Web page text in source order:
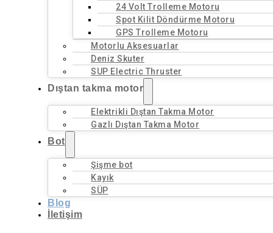
24 Volt Trolleme Motoru
Spot Kilit Döndürme Motoru
GPS Trolleme Motoru
Motorlu Aksesuarlar
Deniz Skuter
SUP Electric Thruster
Dıştan takma motor
Elektrikli Dıştan Takma Motor
Gazlı Dıştan Takma Motor
Bot
Şişme bot
Kayık
SÜP
Blog
İletişim